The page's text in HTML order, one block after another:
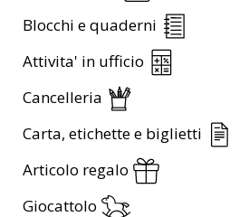
Blocchi e quaderni
Attivita' in ufficio
Cancelleria
Carta, etichette e biglietti
Articolo regalo
Giocattolo